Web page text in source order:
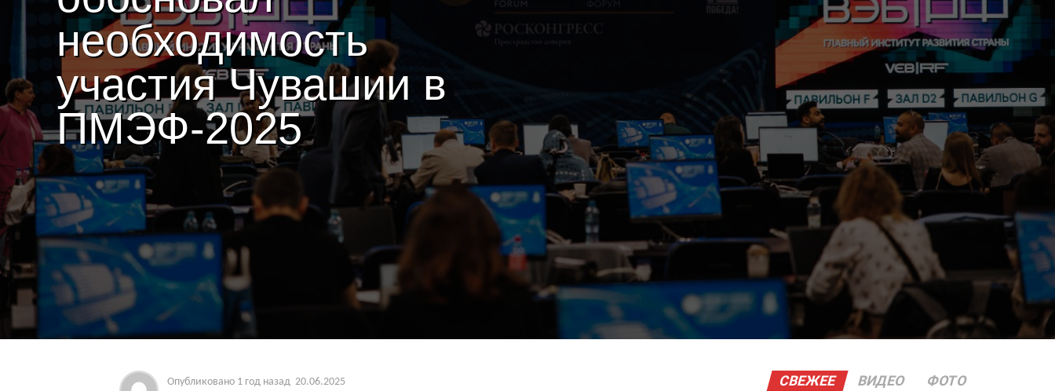
необходимость
участия Чувашии в
ПМЭФ-2025
Опубликовано 1 год назад 20.06.2025
СВЕЖЕЕ ВИДЕО ФОТО